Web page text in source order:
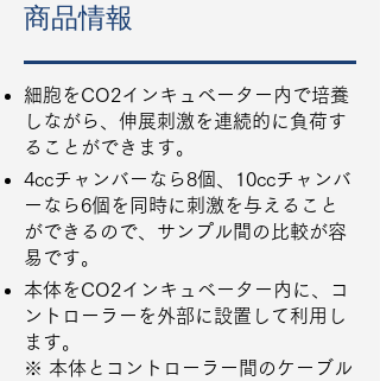
商品情報
細胞をCO2インキュベーター内で培養
しながら、伸展刺激を連続的に負荷す
ることができます。
4ccチャンバーなら8個、10ccチャンバ
ーなら6個を同時に刺激を与えること
ができるので、サンプル間の比較が容
易です。
本体をCO2インキュベーター内に、コ
ントローラーを外部に設置して利用し
ます。
※ 本体とコントローラー間のケーブル